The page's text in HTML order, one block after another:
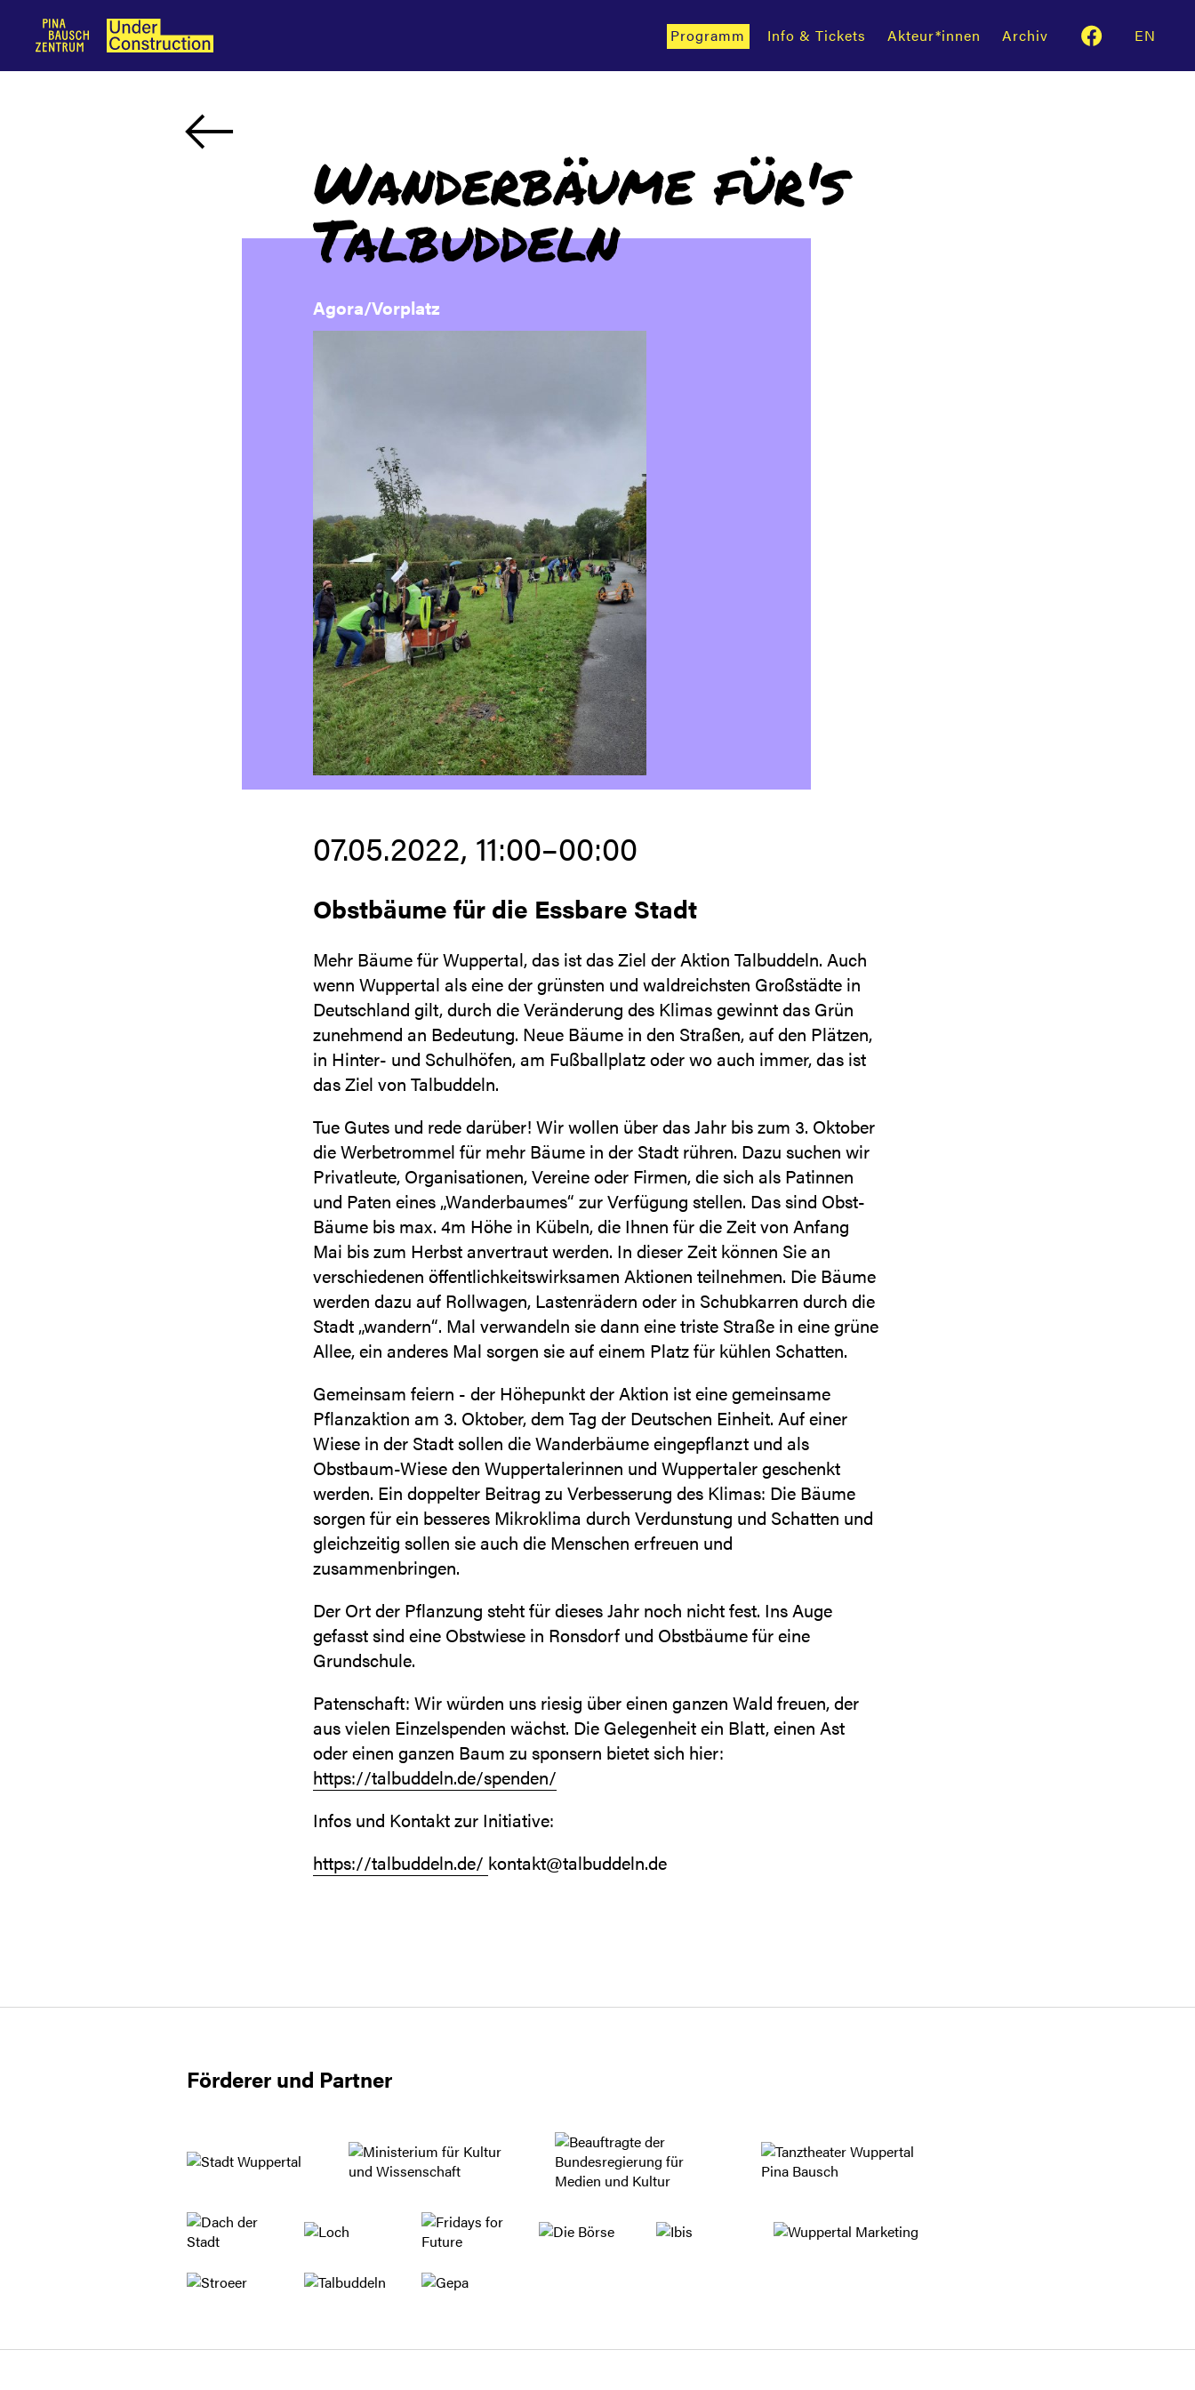
Programm Info & Tickets Akteur*innen Archiv EN
Wanderbäume für's
Talbuddeln
Agora/Vorplatz
07.05.2022, 11:00–00:00
Obstbäume für die Essbare Stadt
Mehr Bäume für Wuppertal, das ist das Ziel der Aktion Talbuddeln. Auch
wenn Wuppertal als eine der grünsten und waldreichsten Großstädte in
Deutschland gilt, durch die Veränderung des Klimas gewinnt das Grün
zunehmend an Bedeutung. Neue Bäume in den Straßen, auf den Plätzen,
in Hinter- und Schulhöfen, am Fußballplatz oder wo auch immer, das ist
das Ziel von Talbuddeln.
Tue Gutes und rede darüber! Wir wollen über das Jahr bis zum 3. Oktober
die Werbetrommel für mehr Bäume in der Stadt rühren. Dazu suchen wir
Privatleute, Organisationen, Vereine oder Firmen, die sich als Patinnen
und Paten eines „Wanderbaumes“ zur Verfügung stellen. Das sind Obst-
Bäume bis max. 4m Höhe in Kübeln, die Ihnen für die Zeit von Anfang
Mai bis zum Herbst anvertraut werden. In dieser Zeit können Sie an
verschiedenen öffentlichkeitswirksamen Aktionen teilnehmen. Die Bäume
werden dazu auf Rollwagen, Lastenrädern oder in Schubkarren durch die
Stadt „wandern“. Mal verwandeln sie dann eine triste Straße in eine grüne
Allee, ein anderes Mal sorgen sie auf einem Platz für kühlen Schatten.
Gemeinsam feiern - der Höhepunkt der Aktion ist eine gemeinsame
Pflanzaktion am 3. Oktober, dem Tag der Deutschen Einheit. Auf einer
Wiese in der Stadt sollen die Wanderbäume eingepflanzt und als
Obstbaum-Wiese den Wuppertalerinnen und Wuppertaler geschenkt
werden. Ein doppelter Beitrag zu Verbesserung des Klimas: Die Bäume
sorgen für ein besseres Mikroklima durch Verdunstung und Schatten und
gleichzeitig sollen sie auch die Menschen erfreuen und
zusammenbringen.
Der Ort der Pflanzung steht für dieses Jahr noch nicht fest. Ins Auge
gefasst sind eine Obstwiese in Ronsdorf und Obstbäume für eine
Grundschule.
Patenschaft: Wir würden uns riesig über einen ganzen Wald freuen, der
aus vielen Einzelspenden wächst. Die Gelegenheit ein Blatt, einen Ast
oder einen ganzen Baum zu sponsern bietet sich hier:
https://talbuddeln.de/spenden/
Infos und Kontakt zur Initiative:
https://talbuddeln.de/ kontakt@talbuddeln.de
Förderer und Partner